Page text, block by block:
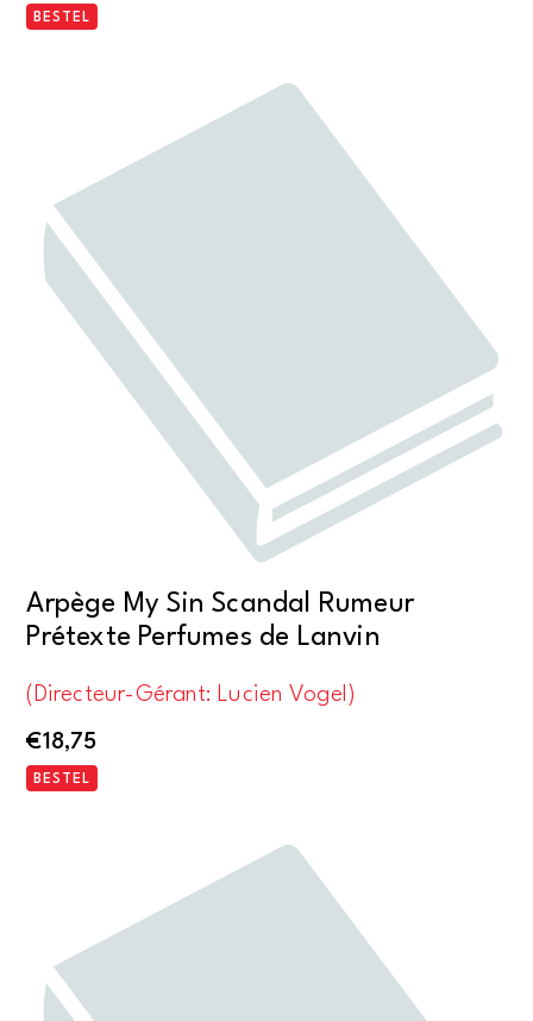
BESTEL
Arpège My Sin Scandal Rumeur
Prétexte Perfumes de Lanvin
(Directeur-Gérant: Lucien Vogel)
€18,75
BESTEL